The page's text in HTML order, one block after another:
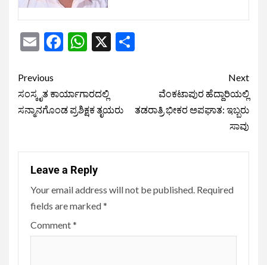
EmailFacebook
WhatsApp
X
Previous
ಸಂಸ್ಕೃತ ಕಾರ್ಯಾಗಾರದಲ್ಲಿ
ಸನ್ಮಾನಗೊಂಡ ಪ್ರಶಿಕ್ಷಕ ತೃಯರು
Next
ವೆಂಕಟಾಪುರ ಹೆದ್ದಾರಿಯಲ್ಲಿ
ತಡರಾತ್ರಿ ಭೀಕರ ಅಪಘಾತ: ಇಬ್ಬರು
ಸಾವು
Leave a Reply
Your email address will not be published. Required
fields are marked*
Comment*